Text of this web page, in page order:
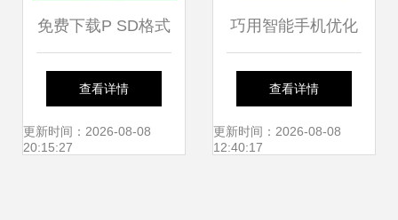
免费下载P SD格式
网页设计模板（编
号17334920，宽
查看详情
更新时间：2026-08-08
20:15:27
巧用智能手机优化
网页设计 提升用户
体验的关键策略
查看详情
更新时间：2026-08-08
12:40:17